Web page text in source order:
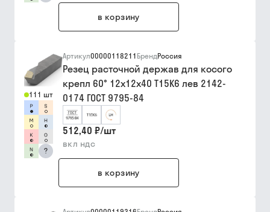
в корзину
111 шт
?
Артикул00000118211 БрендРоссия
Резец расточной держав для косого
крепл 60° 12х12х40 Т15К6 лев 2142-
0174 ГОСТ 9795-84
512,40 ₽/шт
вкл ндс
в корзину